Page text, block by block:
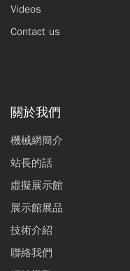
Videos
Contact us
關於我們
機械網簡介
站長的話
虛擬展示館
展示館展品
技術介紹
聯絡我們